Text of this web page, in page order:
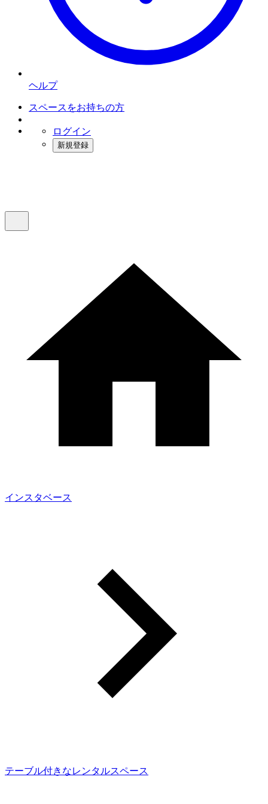
ヘルプ
スペースをお持ちの方
ログイン
新規登録
インスタベース
テーブル付きなレンタルスペース